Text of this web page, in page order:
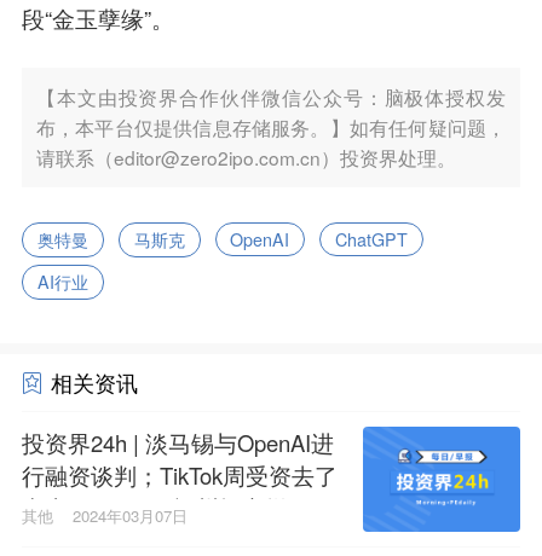
段“金玉孽缘”。
【本文由投资界合作伙伴微信公众号：脑极体授权发
布，本平台仅提供信息存储服务。】如有任何疑问题，
请联系（editor@zero2ipo.com.cn）投资界处理。
奥特曼 马斯克 OpenAI
ChatGPT
AI行业
相关资讯
投资界24h | 淡马锡与OpenAI进
行融资谈判；TikTok周受资去了
中东；300亿，福州招商拼了
其他 2024年03月07日